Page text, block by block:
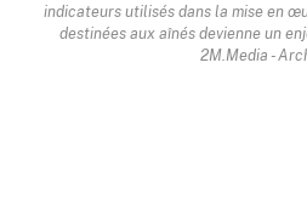
indicateurs utilisés dans la mise en
destinées aux aînés devienne un
2M.Media -